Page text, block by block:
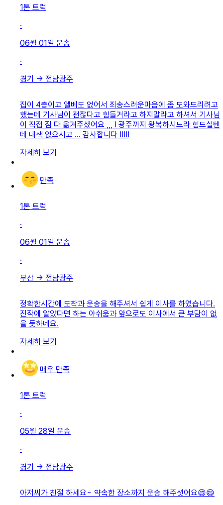
1톤 트럭
·
06월 01일 운송
·
경기 → 전남광주
집이 4층이고 엘베도 없어서 죄송스러운마음에 좀 도와드리려고
했는데 기사님이 괜찮다고 힘들거라고 하지말라고 하셔서 기사님
이 직접 짐 다 옮겨주셨어요 ,,, ! 광주까지 왕복하시느라 힘드실텐
데 내색 없으시고 … 감사합니다 !!!!!
자세히 보기
만족
1톤 트럭
·
06월 01일 운송
·
부산 → 전남광주
정확한시간에 도착과 운송을 해주셔서 쉽게 이사를 하였습니다.
진작에 알았다면 하는 아쉬움과 앞으로도 이사에서 큰 부담이 없
을 듯하네요.
자세히 보기
매우 만족
1톤 트럭
·
05월 28일 운송
·
경기 → 전남광주
아저씨가 친절 하세요~ 약속한 장소까지 운송 해주셧어요😄😄